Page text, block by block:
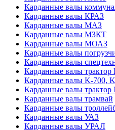
Карданные валы
Карданные валы КРАЗ
Карданные валы МАЗ
Карданные валы МЗКТ
Карданные валы МОАЗ
Карданные валы
Карданные валы
Карданные валы
Карданные валы K-700,
Карданные валы
Карданные валы трамвай
Карданные валы
Карданные валы УАЗ
Карданные валы УРАЛ